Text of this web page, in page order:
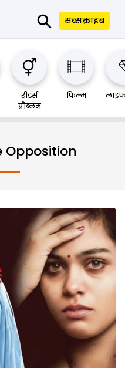
⚲ सब्सक्राइब
रीडर्स
प्रौब्लम
फिल्म
Opposition